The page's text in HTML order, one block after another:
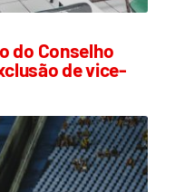
do Conselho
de vice-